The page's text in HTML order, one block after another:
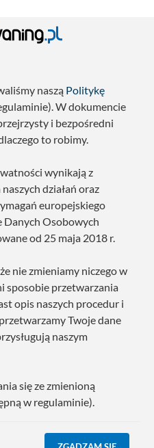
naszą Politykę
W dokumencie
i bezpośredni
to robimy.
wynikają z
działań oraz
europejskiego
Danych Osobowych
od 25 maja 2018 r.
nie zmieniamy niczego w
sposobie przetwarzania
opis naszych procedur i
Twoje dane
naszym
się ze zmienioną
w regulaminie).